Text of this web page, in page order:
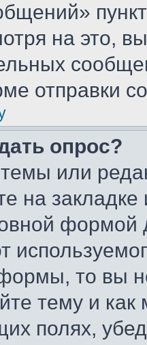
на это,
отправки
опрос?
или
на
формой
то вы
тему и
полях,